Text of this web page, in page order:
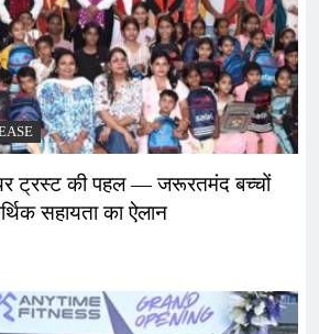
ट्रस्ट की पहल — जरूरतमंद बच्चों
सहायता का ऐलान